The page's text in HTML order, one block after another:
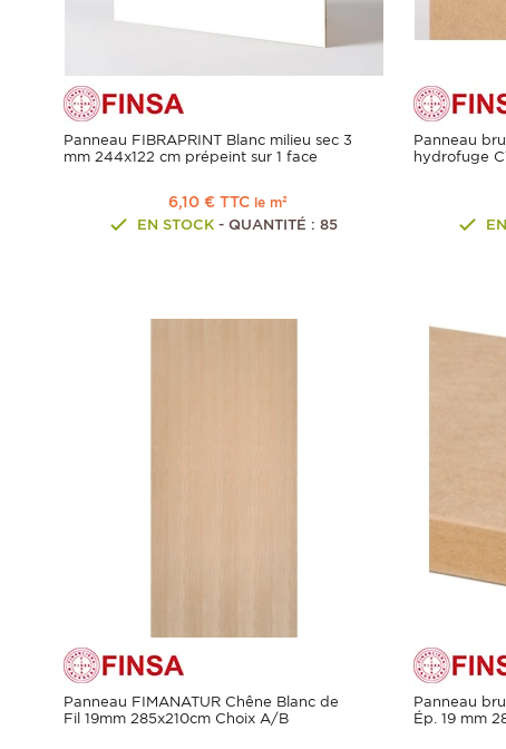
Panneau FIBRAPRINT Blanc milieu sec 3
mm 244x122 cm prépeint sur 1 face
6,10 € TTC le m²
EN STOCK- QUANTITÉ : 85
Panneau
hydrofuge
Panneau FIMANATUR Chêne Blanc de
Fil 19mm 285x210cm Choix A/B
Panneau
Ép. 19 mm